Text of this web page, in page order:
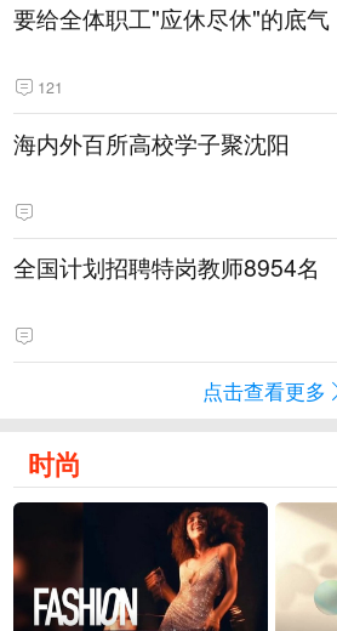
要给全体职工"应休尽休"的底气
121
海内外百所高校学子聚沈阳
全国计划招聘特岗教师8954名
点击查看更多
时尚